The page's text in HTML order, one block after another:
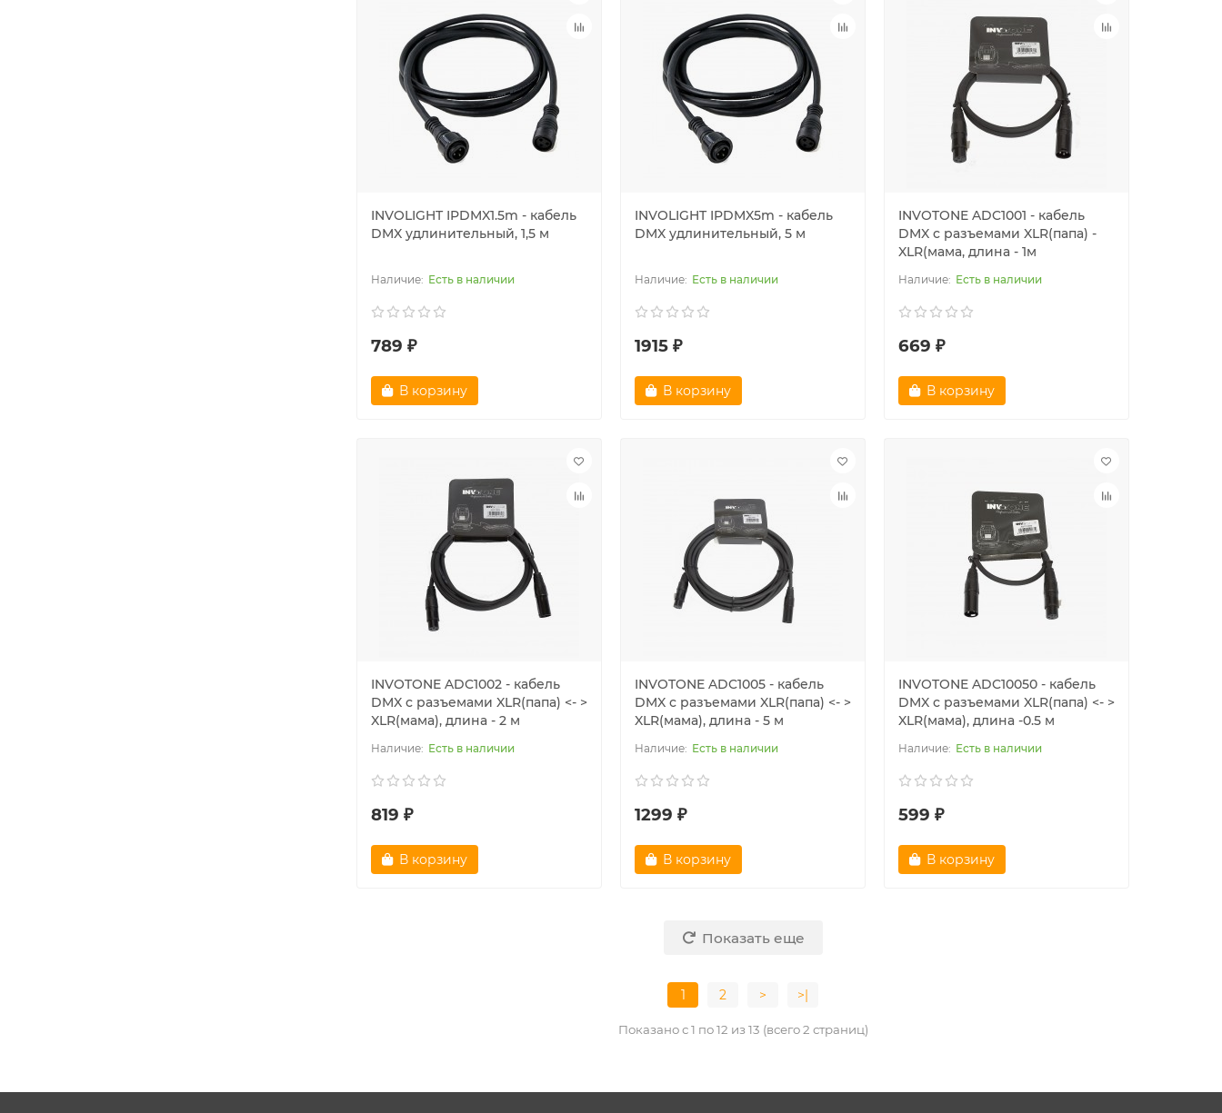
INVOLIGHT IPDMX1.5m - кабель
DMX удлинительный, 1,5 м
Есть в наличии
789 ₽
В корзину
INVOLIGHT IPDMX5m - кабель
DMX удлинительный, 5 м
Есть в наличии
1915 ₽
В корзину
INVOTONE ADC1001 - кабель
DMX с разъемами XLR(папа) -
XLR(мама, длина - 1м
Есть в наличии
669 ₽
В корзину
INVOTONE ADC1002 - кабель
DMX с разъемами XLR(папа) <- >
XLR(мама), длина - 2 м
Есть в наличии
819 ₽
В корзину
INVOTONE ADC1005 - кабель
DMX с разъемами XLR(папа) <- >
XLR(мама), длина - 5 м
Есть в наличии
1299 ₽
В корзину
INVOTONE ADC10050 - кабель
DMX с разъемами XLR(папа) <- >
XLR(мама), длина -0.5 м
Есть в наличии
599 ₽
В корзину
Показать еще
1 2 > >|
Показано с 1 по 12 из 13 (всего 2 страниц)